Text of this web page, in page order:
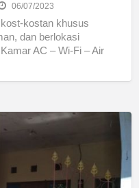
06/07/2023
kostan khusus
dan berlokasi
AC – Wi-Fi – Air